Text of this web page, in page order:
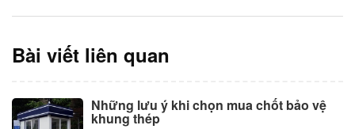
Bài viết liên quan
Những lưu ý khi chọn mua chốt bảo vệ
khung thép